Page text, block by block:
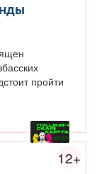
пройти
12+